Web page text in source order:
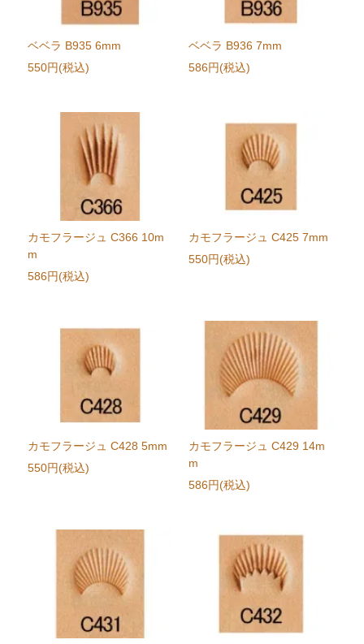
ベベラ B935 6mm
550円(税込)
ベベラ B936 7mm
586円(税込)
カモフラージュ C366 10m
m
586円(税込)
カモフラージュ C425 7mm
550円(税込)
カモフラージュ C428 5mm
550円(税込)
カモフラージュ C429 14m
m
586円(税込)